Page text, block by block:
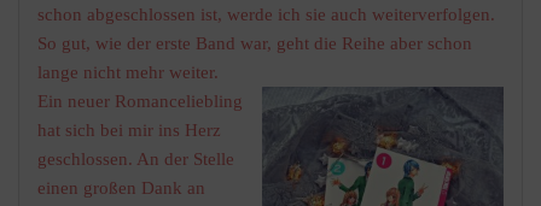
schon abgeschlossen ist, werde ich sie auch weiterverfolgen.
So gut, wie der erste Band war, geht die Reihe aber schon
lange nicht mehr weiter.
Ein neuer Romanceliebling
hat sich bei mir ins Herz
geschlossen. An der Stelle
einen großen Dank an